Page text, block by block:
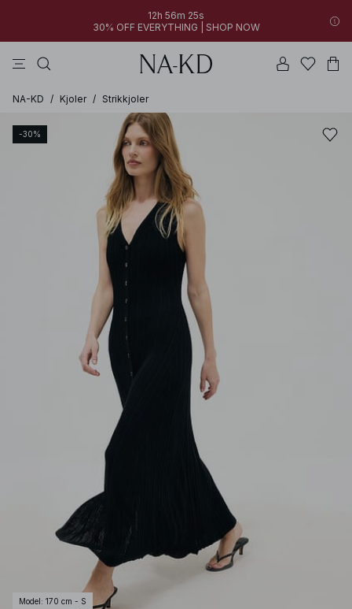
12h 56m 25s
30% OFF EVERYTHING | SHOP NOW
NA-KD / Kjoler / Strikkjoler
-30%
Model : 170 cm - S